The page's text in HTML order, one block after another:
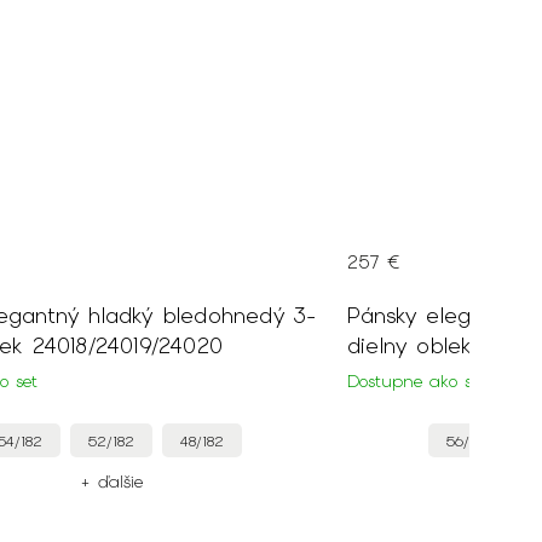
hladký bledohnedý 3-
24018/24019/24020
set
182 52/182 48/182
+ ďalšie
Pánsky
dielny oblek
Dostupne ako set
257 €
56/182